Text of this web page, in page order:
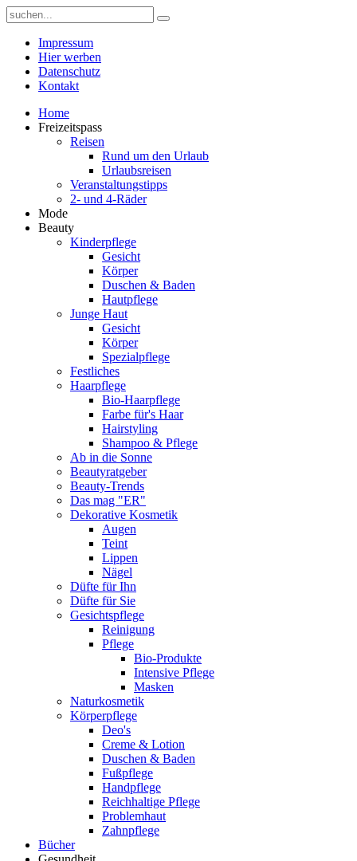
Impressum
Hier werben
Datenschutz
Kontakt
Home
Freizeitspass
Reisen
Rund um den Urlaub
Urlaubsreisen
Veranstaltungstipps
2- und 4-Räder
Mode
Beauty
Kinderpflege
Gesicht
Körper
Duschen & Baden
Hautpflege
Junge Haut
Gesicht
Körper
Spezialpflege
Festliches
Haarpflege
Bio-Haarpflege
Farbe für's Haar
Hairstyling
Shampoo & Pflege
Ab in die Sonne
Beautyratgeber
Beauty-Trends
Das mag "ER"
Dekorative Kosmetik
Augen
Teint
Lippen
Nägel
Düfte für Ihn
Düfte für Sie
Gesichtspflege
Reinigung
Pflege
Bio-Produkte
Intensive Pflege
Masken
Naturkosmetik
Körperpflege
Deo's
Creme & Lotion
Duschen & Baden
Fußpflege
Handpflege
Reichhaltige Pflege
Problemhaut
Zahnpflege
Bücher